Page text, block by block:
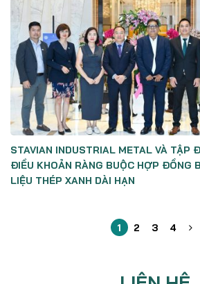
STAVIAN INDUSTRIAL METAL VÀ TẬP
ĐIỀU KHOẢN RÀNG BUỘC HỢP ĐỒNG
LIỆU THÉP XANH DÀI HẠN
1 2 3 4